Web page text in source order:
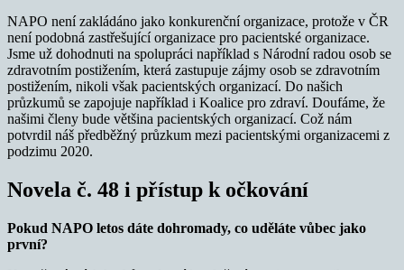
NAPO není zakládáno jako konkurenční organizace, protože v ČR
není podobná zastřešující organizace pro pacientské organizace.
Jsme už dohodnuti na spolupráci například s Národní radou osob se
zdravotním postižením, která zastupuje zájmy osob se zdravotním
postižením, nikoli však pacientských organizací. Do našich
průzkumů se zapojuje například i Koalice pro zdraví. Doufáme, že
našimi členy bude většina pacientských organizací. Což nám
potvrdil náš předběžný průzkum mezi pacientskými organizacemi z
podzimu 2020.
Novela č. 48 i přístup k očkování
Pokud NAPO letos dáte dohromady, co uděláte vůbec jako
první?